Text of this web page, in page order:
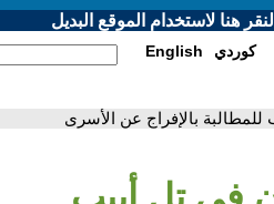
هنا لاستخدام الموقع البديل
English كوردي
بالإفراج عن الأسرى